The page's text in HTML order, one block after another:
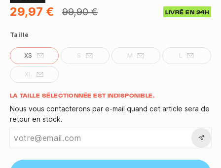
29,97 € 99,90 € LIVRÉ EN 24H
Taille
XS S M L
XL
Quantité
LA TAILLE SÉLECTIONNÉE EST INDISPONIBLE.
Nous vous contacterons par e-mail quand cet article sera de
retour en stock.